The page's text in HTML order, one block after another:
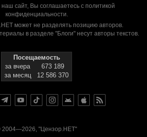
сайт, Вы соглашаетесь с политикой
конфиденциальности.
может не разделять позицию авторов.
в разделе "Блоги" несут авторы текстов.
Посещаемость
за вчера
673 189
за месяц
12 586 370
2004—2026, "Цензор.НЕТ"